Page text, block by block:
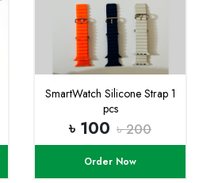
SmartWatch Silicone Strap 1
pcs
৳ 100 ৳ 200
Order Now